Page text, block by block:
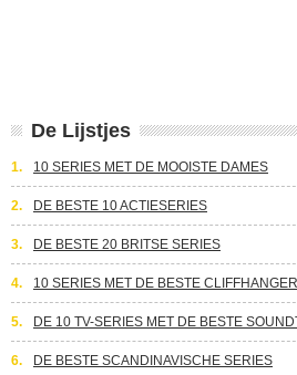
De Lijstjes
1. 10 SERIES MET DE MOOISTE DAMES
2. DE BESTE 10 ACTIESERIES
3. DE BESTE 20 BRITSE SERIES
4. 10 SERIES MET DE BESTE
5. DE 10 TV-SERIES MET DE BESTE
6. DE BESTE SCANDINAVISCHE SERIES